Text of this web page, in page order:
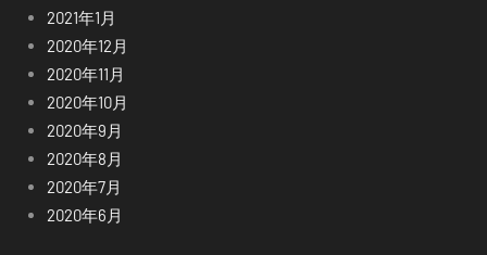
2021年1月
2020年12月
2020年11月
2020年10月
2020年9月
2020年8月
2020年7月
2020年6月